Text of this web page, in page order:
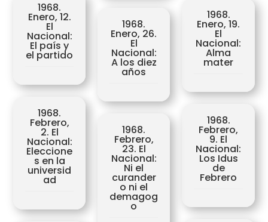
1968.
Enero, 12.
El
Nacional:
El país y
el partido
1968.
Enero, 19.
El
Nacional:
Alma
mater
1968.
Enero, 26.
El
Nacional:
A los diez
años
1968.
Febrero,
2. El
Nacional:
Eleccione
s en la
universid
ad
1968.
Febrero,
9. El
Nacional:
Los Idus
de
Febrero
1968.
Febrero,
23. El
Nacional:
Ni el
curander
o ni el
demagog
o